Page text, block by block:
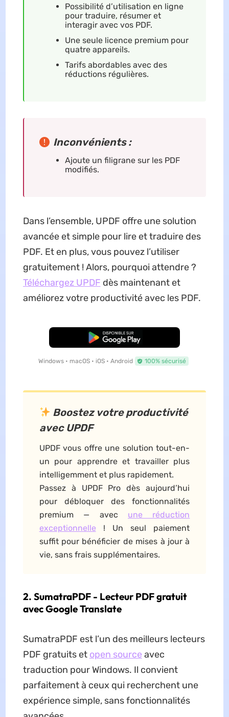
Possibilité d’utilisation en ligne
pour traduire, résumer et
interagir avec vos PDF.
Une seule licence premium pour
quatre appareils.
Tarifs abordables avec des
réductions régulières.
Inconvénients :
Ajoute un filigrane sur les PDF
modifiés.
Dans l’ensemble, UPDF offre une solution
avancée et simple pour lire et traduire des
PDF. Et en plus, vous pouvez l’utiliser
gratuitement ! Alors, pourquoi attendre ?
Téléchargez UPDF dès maintenant et
améliorez votre productivité avec les PDF.
TÉLÉCHARGER
Windows • macOS • iOS • Android 100% sécurisé
Boostez votre productivité
avec UPDF
UPDF vous offre une solution tout-en-
un pour apprendre et travailler plus
intelligemment et plus rapidement.
Passez à UPDF Pro dès aujourd’hui
pour débloquer des fonctionnalités
premium — avec une réduction
exceptionnelle ! Un seul paiement
suffit pour bénéficier de mises à jour à
vie, sans frais supplémentaires.
2. SumatraPDF - Lecteur PDF gratuit
avec Google Translate
SumatraPDF est l’un des meilleurs lecteurs
PDF gratuits et open source avec
traduction pour Windows. Il convient
parfaitement à ceux qui recherchent une
expérience simple, sans fonctionnalités